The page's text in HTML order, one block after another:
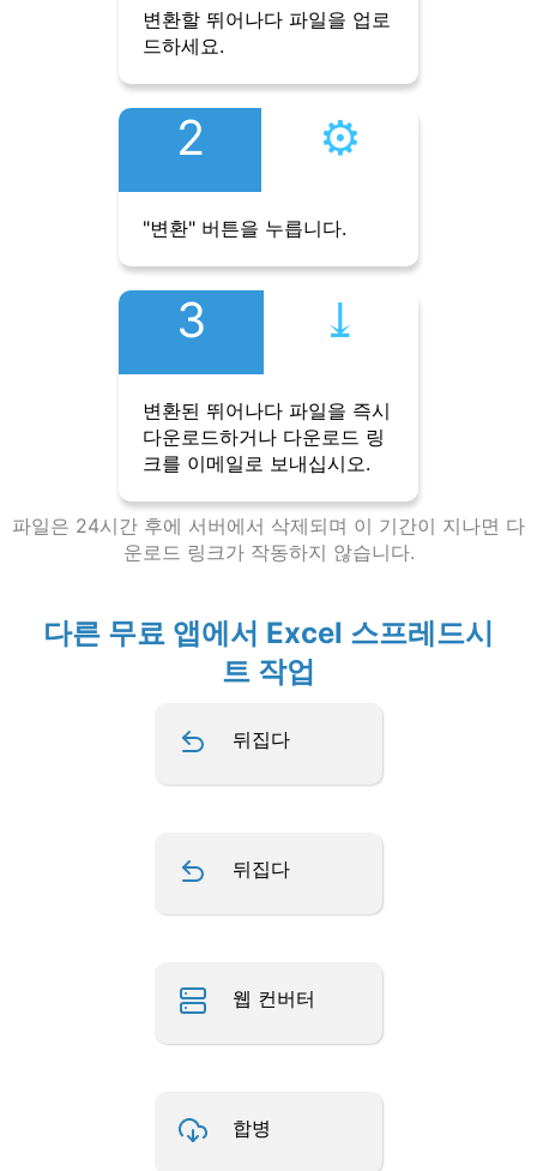
변환할 뛰어나다 파일을 업로
드하세요.
2 ⚙︎
"변환" 버튼을 누릅니다.
3 ⤓︎
변환된 뛰어나다 파일을 즉시
다운로드하거나 다운로드 링
크를 이메일로 보내십시오.
파일은 24시간 후에 서버에서 삭제되며 이 기간이 지나면 다
운로드 링크가 작동하지 않습니다.
다른 무료 앱에서 Excel 스프레드시
트 작업
뒤집다
뒤집다
웹 컨버터
합병